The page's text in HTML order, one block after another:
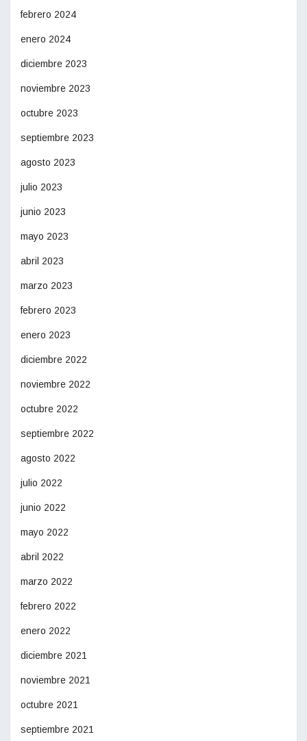
febrero 2024
enero 2024
diciembre 2023
noviembre 2023
octubre 2023
septiembre 2023
agosto 2023
julio 2023
junio 2023
mayo 2023
abril 2023
marzo 2023
febrero 2023
enero 2023
diciembre 2022
noviembre 2022
octubre 2022
septiembre 2022
agosto 2022
julio 2022
junio 2022
mayo 2022
abril 2022
marzo 2022
febrero 2022
enero 2022
diciembre 2021
noviembre 2021
octubre 2021
septiembre 2021